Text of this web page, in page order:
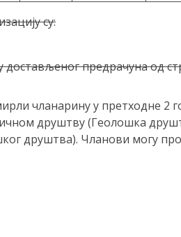
су:
достављеног предрачуна од
чланарину у претходне 2
друштву (Геолошка
друштва). Чланови могу